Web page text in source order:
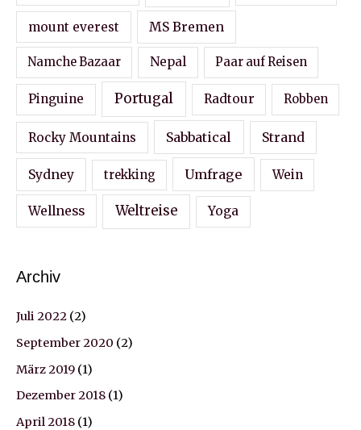
mount everest MS Bremen
Namche Bazaar Nepal Paar auf Reisen
Pinguine Portugal Radtour Robben
Rocky Mountains Sabbatical Strand
Sydney trekking Umfrage Wein
Wellness Weltreise Yoga
Archiv
Juli 2022 (2)
September 2020 (2)
März 2019 (1)
Dezember 2018 (1)
April 2018 (1)